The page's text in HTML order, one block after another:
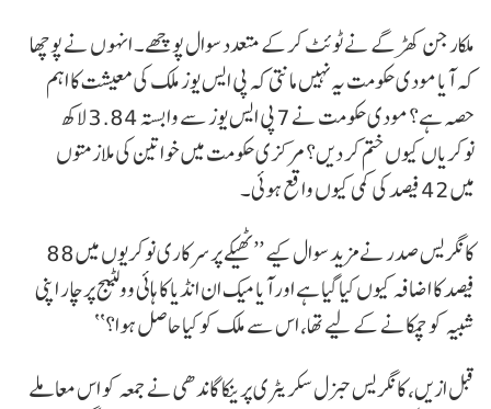
ملکارجن کھڑگے نے ٹوئٹ کرکے متعدد سوال پوچھے۔ انہوں نے پوچھا
کہ آیا مودی حکومت یہ نہیں مانتی کہ پی ایس یوز ملک کی معیشت کا اہم
حصہ ہے؟ مودی حکومت نے 7 پی ایس یوز سے وابستہ 3.84 لاکھ
نوکریاں کیوں ختم کر دیں؟ مرکزی حکومت میں خواتین کی ملازمتوں
میں 42 فیصد کی کمی کیوں واقع ہوئی۔
کانگریس صدر نے مزید سوال کیے ’’ٹھیکے پر سرکاری نوکریوں میں 88
فیصد کا اضافہ کیوں کیا گیا ہے اور آیا میک ان انڈیا کا ہائی وولٹیج پرچار اپنی
شبیہ کو چمکانے کے لیے تھا، اس سے ملک کو کیا حاصل ہوا؟‘‘
قبل ازیں، کانگریس جنرل سکریٹری پرینکا گاندھی نے جمعہ کو اس معاملے